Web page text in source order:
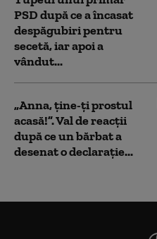
PSD după ce a încasat
despăgubiri pentru
secetă, iar apoi a
vândut...
„Anna, ţine-ţi prostul
acasă!”. Val de reacții
după ce un bărbat a
desenat o declarație...